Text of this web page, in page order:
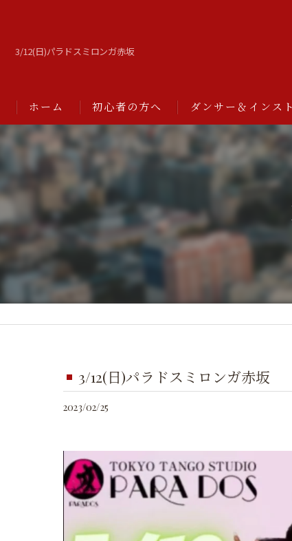
3/12(日)パラドスミロンガ赤坂
ホーム 初心者の方へ ダンサー＆インス
3/12(日)パラドスミロンガ赤坂
2023/02/25